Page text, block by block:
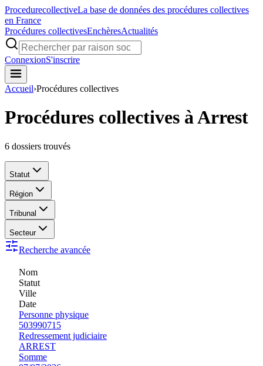
ProcedurecollectiveLa base de données des procédures collectives
en France
Procédures collectivesEnchèresActualités
ConnexionS'inscrire
Accueil›Procédures collectives
Procédures collectives à Arrest
6 dossiers trouvés
Statut
Région
Tribunal
Secteur
Recherche avancée
Nom
Statut
Ville
Date
Personne physique
503990715
Redressement judiciaire
ARREST
Somme